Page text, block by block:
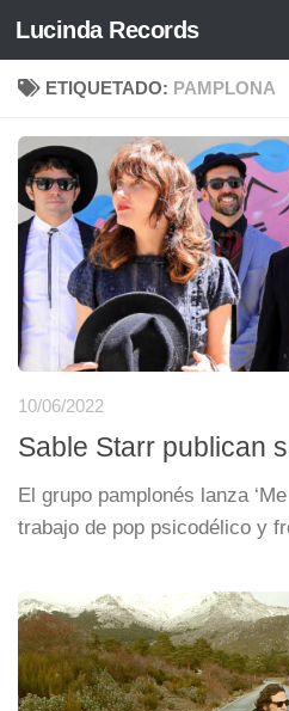
Saltar al contenido
Lucinda Records
ETIQUETADO: PAMPLONA
10/06/2022
Sable Starr publican
El grupo pamplonés lanza
trabajo de pop psicodélico y